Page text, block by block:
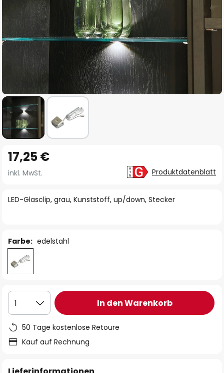
Anfang
der
springen
LED-Glasclip, grau, Kunststoff, up/down, Stecker
17,25 €
inkl. MwSt. Produktdatenblatt
Farbe: edelstahl
1 In den Warenkorb
50 Tage kostenlose Retoure
Kauf auf Rechnung